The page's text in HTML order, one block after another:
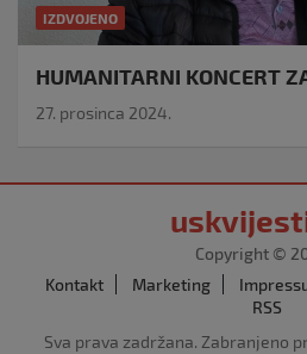
IZDVOJENO
HUMANITARNI KONCERT
27. prosinca 2024.
Copyright ©
Kontakt
Marketing
RSS
Sva prava zadržana. Zabranjeno